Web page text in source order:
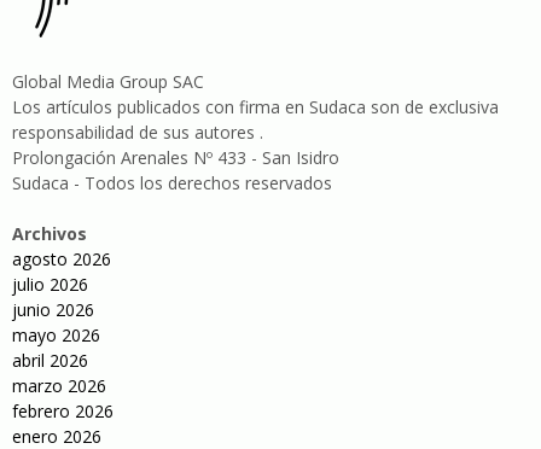
Global Media Group SAC
Los artículos publicados con firma en Sudaca son de exclusiva
responsabilidad de sus autores .
Prolongación Arenales Nº 433 - San Isidro
Sudaca - Todos los derechos reservados
Archivos
agosto 2026
julio 2026
junio 2026
mayo 2026
abril 2026
marzo 2026
febrero 2026
enero 2026